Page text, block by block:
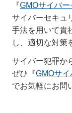
『GMOサイバ
サイバーセキュ
手法を用いて貴
し、適切な対策
サイバー犯罪か
ぜひ『GMOサ
でお気軽にお問